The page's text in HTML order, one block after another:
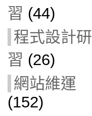
習 (44)
程式設計研
習 (26)
網站維運
(152)